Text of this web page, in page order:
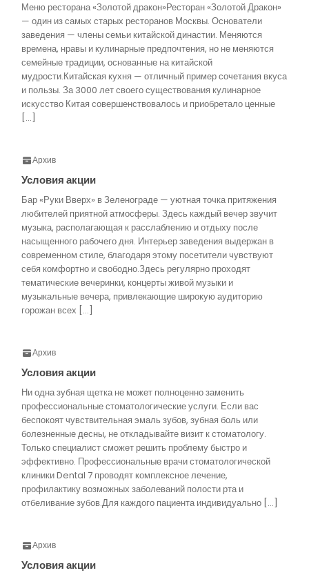
Меню ресторана «Золотой дракон»Ресторан «Золотой Дракон»
— один из самых старых ресторанов Москвы. Основатели
заведения — члены семьи китайской династии. Меняются
времена, нравы и кулинарные предпочтения, но не меняются
семейные традиции, основанные на китайской
мудрости.Китайская кухня — отличный пример сочетания вкуса
и пользы. За 3000 лет своего существования кулинарное
искусство Китая совершенствовалось и приобретало ценные
[…]
Архив
Условия акции
Бар «Руки Вверх» в Зеленограде — уютная точка притяжения
любителей приятной атмосферы. Здесь каждый вечер звучит
музыка, располагающая к расслаблению и отдыху после
насыщенного рабочего дня. Интерьер заведения выдержан в
современном стиле, благодаря этому посетители чувствуют
себя комфортно и свободно.Здесь регулярно проходят
тематические вечеринки, концерты живой музыки и
музыкальные вечера, привлекающие широкую аудиторию
горожан всех […]
Архив
Условия акции
Ни одна зубная щетка не может полноценно заменить
профессиональные стоматологические услуги. Если вас
беспокоят чувствительная эмаль зубов, зубная боль или
болезненные десны, не откладывайте визит к стоматологу.
Только специалист сможет решить проблему быстро и
эффективно. Профессиональные врачи стоматологической
клиники Dental 7 проводят комплексное лечение,
профилактику возможных заболеваний полости рта и
отбеливание зубов.Для каждого пациента индивидуально […]
Архив
Условия акции